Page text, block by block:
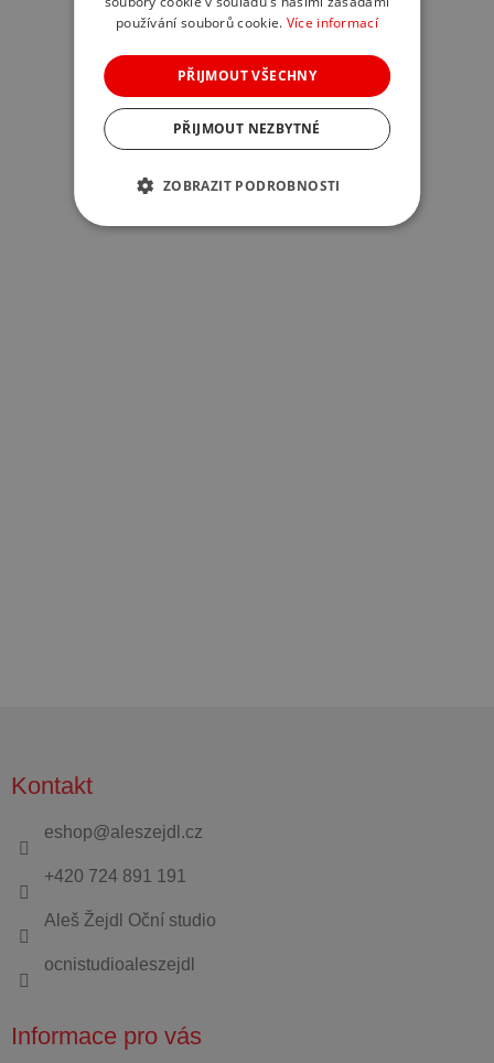
Kontakt
eshop@aleszejdl.cz
+420 724 891 191
Aleš Žejdl Oční studio
ocnistudioaleszejdl
Informace pro vás
používání souborů cookie. Více informací
PŘIJMOUT VŠECHNY
PŘIJMOUT NEZBYTNÉ
ZOBRAZIT PODROBNOSTI